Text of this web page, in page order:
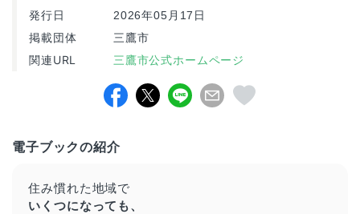
発行日 2026年05月17日
掲載団体 三鷹市
関連URL 三鷹市公式ホームページ
電子ブックの紹介
住み慣れた地域で
いくつになっても、